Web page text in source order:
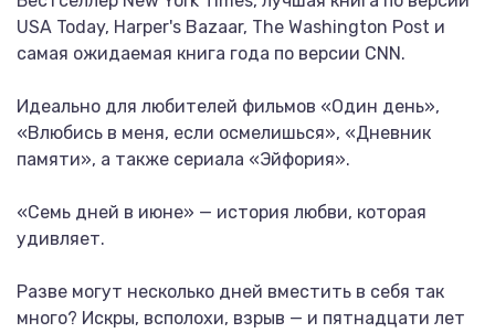
USA Today, Harper's Bazaar, The Washington Post и
самая ожидаемая книга года по версии CNN.
Идеально для любителей фильмов «Один день»,
«Влюбись в меня, если осмелишься», «Дневник
памяти», а также сериала «Эйфория».
«Семь дней в июне» — история любви, которая
удивляет.
Разве могут несколько дней вместить в себя так
много? Искры, всполохи, взрыв — и пятнадцати лет